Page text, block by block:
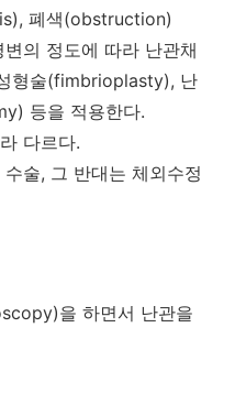
폐색(obstruction)
의 정도에 따라 난관채
형술(fimbrioplasty), 난
등을 적용한다.
다르다.
술, 그 반대는 체외수정
을 하면서 난관을